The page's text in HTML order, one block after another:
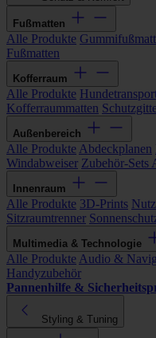
Fußmatten
Alle Produkte
Fußmatten
Kofferraum
Alle Produkte
Kofferraummatten
Außenbereich
Alle Produkte Abdeckplanen
Windabweiser Zubehör-Sets
Innenraum
Alle Produkte 3D-Prints
Sitzraumtrenner
Multimedia & Technologie
Alle Produkte Audio &
Handyzubehör
Pannenhilfe &
Styling & Tuning